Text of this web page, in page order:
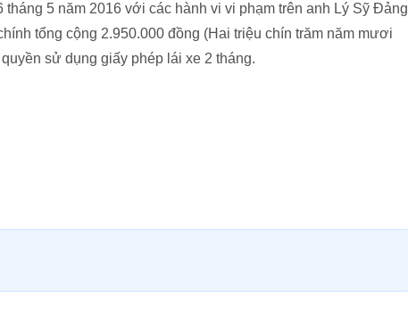
5 năm 2016 với các hành vi vi phạm trên anh Lý Sỹ Đảng
tổng cộng 2.950.000 đồng (Hai triệu chín trăm năm mươi
sử dụng giấy phép lái xe 2 tháng.